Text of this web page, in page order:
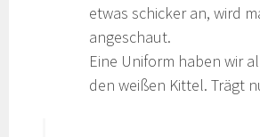
etwas schicker an, wird
angeschaut.
Eine Uniform haben wir
den weißen Kittel. Trägt